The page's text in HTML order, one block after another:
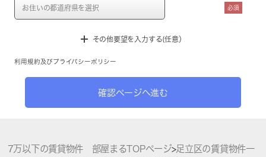
必須
その他要望を入力する(任意）
利用規約 及び プライバシーポリシー
確認ページへ進む
7万以下の賃貸物件 部屋まるTOPページ>足立区の賃貸物件一